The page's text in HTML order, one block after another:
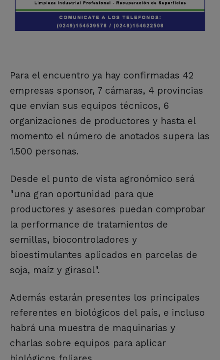
Para el encuentro ya hay confirmadas 42
empresas sponsor, 7 cámaras, 4 provincias
que envían sus equipos técnicos, 6
organizaciones de productores y hasta el
momento el número de anotados supera las
1.500 personas.
Desde el punto de vista agronómico será
"una gran oportunidad para que
productores y asesores puedan comprobar
la performance de tratamientos de
semillas, biocontroladores y
bioestimulantes aplicados en parcelas de
soja, maíz y girasol".
Además estarán presentes los principales
referentes en biológicos del país, e incluso
habrá una muestra de maquinarias y
charlas sobre equipos para aplicar